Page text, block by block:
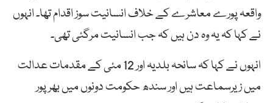
واقعہ پورے معاشرے کے خلاف انسانیت سوز اقدام تھا۔ انہوں
نے کہا کہ یہ وہ دن ہیں کہ جب انسانیت مرگئی تھی۔
انہوں نے کہا کہ سانحہ بلدیہ اور 12 مئی کے مقدمات عدالت
میں زیرسماعت ہیں اور سندھ حکومت دونوں میں بھرپور